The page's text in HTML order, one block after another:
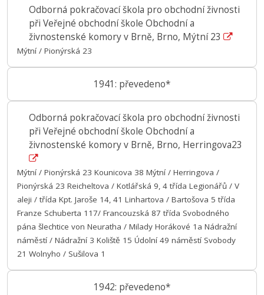
Odborná pokračovací škola pro obchodní živnosti
při Veřejné obchodní škole Obchodní a
živnostenské komory v Brně, Brno, Mýtní 23
Mýtní / Pionýrská 23
1941: převedeno*
Odborná pokračovací škola pro obchodní živnosti
při Veřejné obchodní škole Obchodní a
živnostenské komory v Brně, Brno, Herringova23
Mýtní / Pionýrská 23 Kounicova 38 Mýtní / Herringova /
Pionýrská 23 Reicheltova / Kotlářská 9, 4 třída Legionářů / V
aleji / třída Kpt. Jaroše 14, 41 Linhartova / Bartošova 5 třída
Franze Schuberta 117/ Francouzská 87 třída Svobodného
pána šlechtice von Neuratha / Milady Horákové 1a Nádražní
náměstí / Nádražní 3 Koliště 15 Údolní 49 náměstí Svobody
21 Wolnyho / Sušilova 1
1942: převedeno*